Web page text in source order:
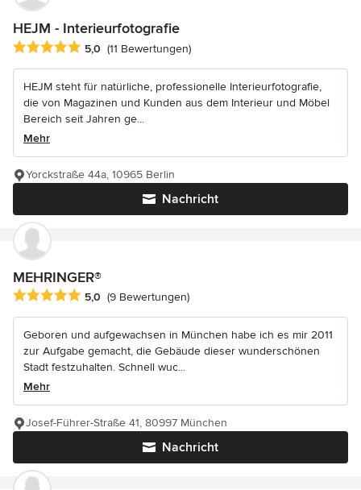
HEJM - Interieurfotografie
Durchschnittliche Bewertung: 5 von 5 Sternen
5,0 (11 Bewertungen)
HEJM steht für natürliche, professionelle Interieurfotografie,
die von Magazinen und Kunden aus dem Interieur und Möbel
Bereich seit Jahren ge...
Mehr
Nachricht
Yorckstraße 44a, 10965 Berlin
MEHRINGER®
Durchschnittliche Bewertung: 5 von 5 Sternen
5,0 (9 Bewertungen)
Geboren und aufgewachsen in München habe ich es mir 2011
zur Aufgabe gemacht, die Gebäude dieser wunderschönen
Stadt festzuhalten. Schnell wuc...
Mehr
Nachricht
Josef-Führer-Straße 41, 80997 München